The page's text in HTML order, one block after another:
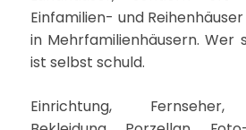
Einfamilien- und
in Mehrfamilienhäusern. Wer
ist selbst schuld.
Einrichtung, Fernseher,